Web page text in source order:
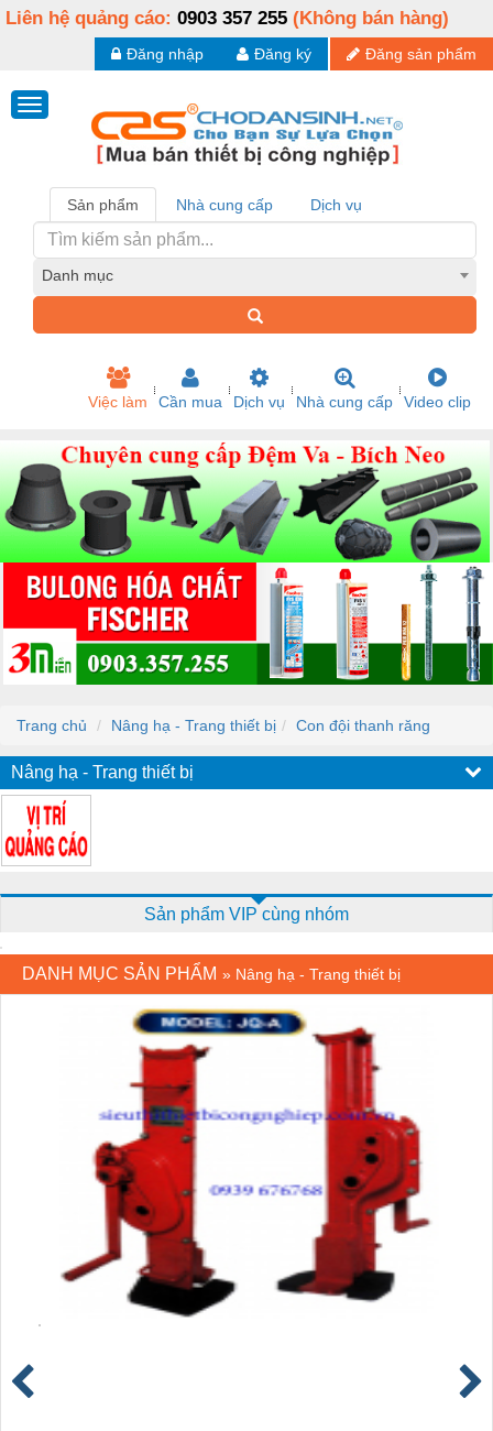
Liên hệ quảng cáo: 0903 357 255 (Không bán hàng)
Đăng sản phẩm
Đăng ký
Đăng nhập
Sản phẩm Nhà cung cấp Dịch vụ
Danh mục
Việc làm Cần mua Dịch vụ Nhà cung cấp Video clip
Trang chủ Nâng hạ - Trang thiết bị Con đội thanh răng
Nâng hạ - Trang thiết bị
Sản phẩm VIP cùng nhóm
DANH MỤC SẢN PHẨM » Nâng hạ - Trang thiết bị